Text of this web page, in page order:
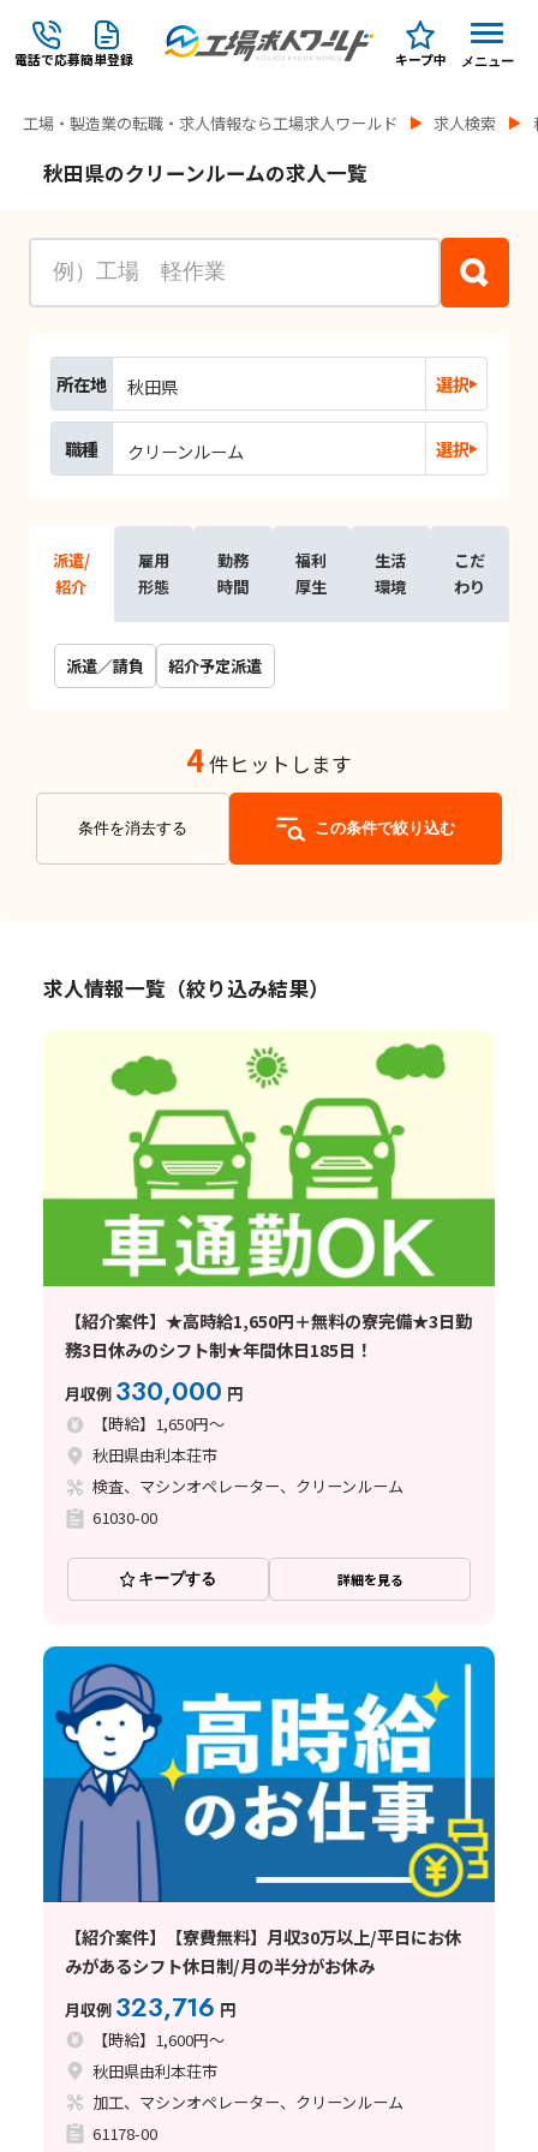
電話で応募簡単登録 キープ中 メニュー
工場・製造業の転職・求人情報なら工場求人ワールド 求人検索
秋田県のクリーンルームの求人一覧
所在地 秋田県 選択
職種 クリーンルーム 選択
派遣/
紹介
雇用
形態
勤務
時間
福利
厚生
生活
環境
こだ
わり
派遣／請負 紹介予定派遣
4件ヒットします
条件を消去する この条件で絞り込む
求人情報一覧（絞り込み結果）
【紹介案件】★高時給1,650円＋無料の寮完備★3日勤
務3日休みのシフト制★年間休日185日！
月収例 330,000 円
【時給】1,650円～
秋田県由利本荘市
検査、マシンオペレーター、クリーンルーム
61030-00
キープする 詳細を見る
【紹介案件】【寮費無料】月収30万以上/平日にお休
みがあるシフト休日制/月の半分がお休み
月収例 323,716 円
【時給】1,600円～
秋田県由利本荘市
加工、マシンオペレーター、クリーンルーム
61178-00